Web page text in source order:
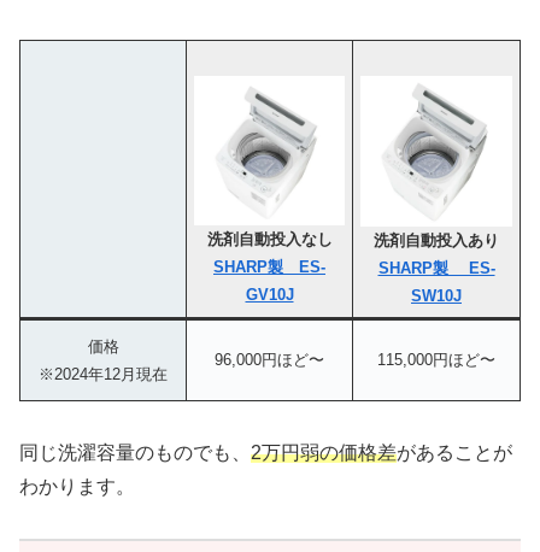
洗剤自動投入なし
SHARP製 ES-
GV10J
洗剤自動投入あり
SHARP製 ES-
SW10J
価格
※2024年12月現在
96,000円ほど〜 115,000円ほど〜
同じ洗濯容量のものでも、 2万円弱の価格差があることが
わかります。